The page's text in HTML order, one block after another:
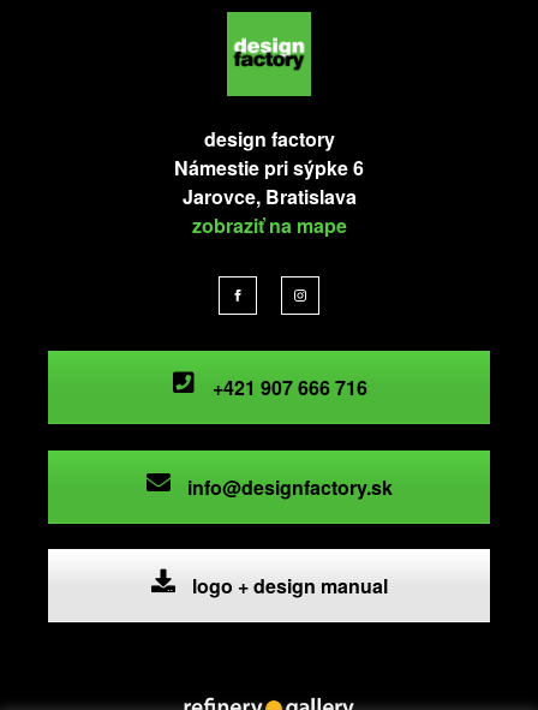
design factory
Námestie pri sýpke 6
Jarovce, Bratislava
zobraziť na mape
+421 907 666 716
info@designfactory.sk
logo + design manual